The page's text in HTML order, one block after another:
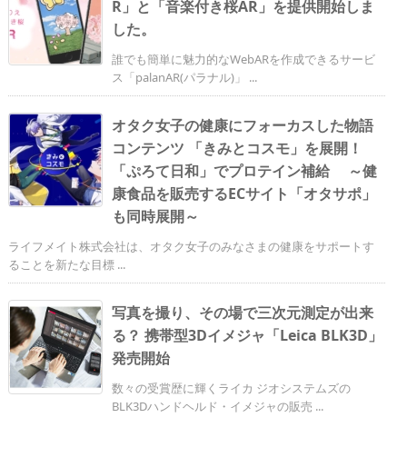
R」と「音楽付き桜AR」を提供開始しま
した。
誰でも簡単に魅力的なWebARを作成できるサービ
ス「palanAR(パラナル)」 ...
オタク女子の健康にフォーカスした物語
コンテンツ 「きみとコスモ」を展開！
「ぷろて日和」でプロテイン補給 ～健
康食品を販売するECサイト「オタサポ」
も同時展開～
ライフメイト株式会社は、オタク女子のみなさまの健康をサポートす
ることを新たな目標 ...
写真を撮り、その場で三次元測定が出来
る？ 携帯型3Dイメジャ「Leica BLK3D」
発売開始
数々の受賞歴に輝くライカ ジオシステムズの
BLK3Dハンドヘルド・イメジャの販売 ...